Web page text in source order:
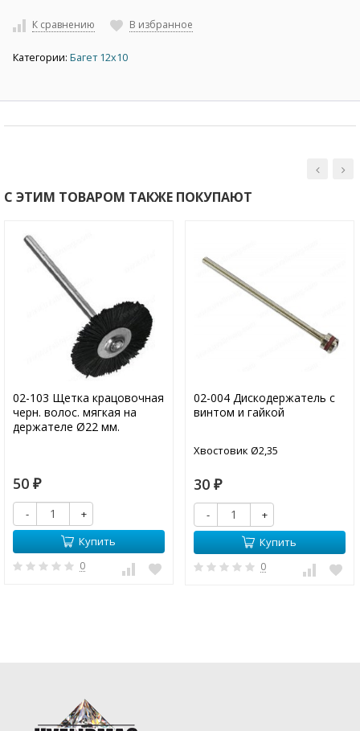
К сравнению В избранное
Категории: Багет 12х10
С ЭТИМ ТОВАРОМ ТАКЖЕ ПОКУПАЮТ
02-103 Щетка крацовочная
черн. волос. мягкая на
держателе Ø22 мм.
50 ₽
-
+
Купить
0
02-004 Дискодержатель с
винтом и гайкой
Хвостовик Ø2,35
30 ₽
-
+
Купить
0